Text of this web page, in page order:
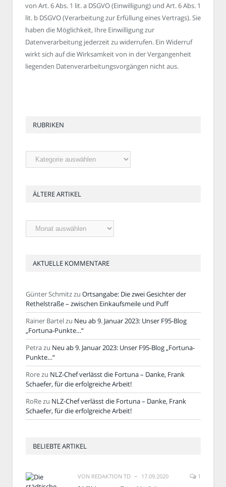
von Art. 6 Abs. 1 lit. a DSGVO (Einwilligung) und Art. 6 Abs. 1
lit. b DSGVO (Verarbeitung zur Erfüllung eines Vertrags). Sie
haben die Möglichkeit, Ihre Einwilligung zur
Datenverarbeitung jederzeit zu widerrufen. Ein Widerruf
wirkt sich auf die Wirksamkeit von in der Vergangenheit
liegenden Datenverarbeitungsvorgängen nicht aus.
RUBRIKEN
Rubriken
ÄLTERE ARTIKEL
Ältere
Artikel
AKTUELLE KOMMENTARE
Günter Schmitzzu Ortsangabe: Die zwei Gesichter der
Rethelstraße – zwischen Einkaufsmeile und Puff
Rainer Bartelzu Neu ab 9. Januar 2023: Unser F95-Blog
„Fortuna-Punkte…“
Petrazu Neu ab 9. Januar 2023: Unser F95-Blog „Fortuna-
Punkte…“
Rorezu NLZ-Chef verlässt die Fortuna – Danke, Frank
Schaefer, für die erfolgreiche Arbeit!
RoRezu NLZ-Chef verlässt die Fortuna – Danke, Frank
Schaefer, für die erfolgreiche Arbeit!
BELIEBTE ARTIKEL
VON REDAKTION TD 17.09.2020 1